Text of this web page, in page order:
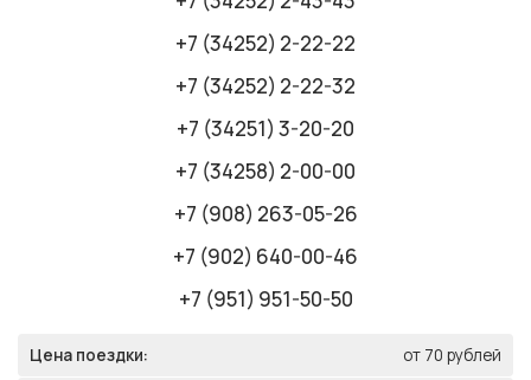
+7 (34252) 2-22-22
+7 (34252) 2-22-32
+7 (34251) 3-20-20
+7 (34258) 2-00-00
+7 (908) 263-05-26
+7 (902) 640-00-46
+7 (951) 951-50-50
Цена поездки: от 70 рублей